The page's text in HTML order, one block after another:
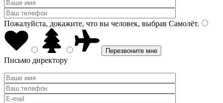
Пожалуйста, докажите, что вы человек, выбрав Самолёт.
Письмо директору